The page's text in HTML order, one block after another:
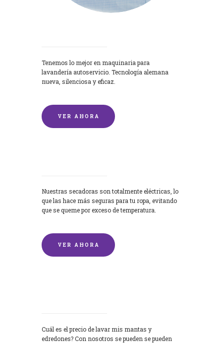
Tenemos lo mejor en maquinaria para
lavandería autoservicio. Tecnología alemana
nueva, silenciosa y eficaz.
VER AHORA
Nuestras secadoras son totalmente eléctricas, lo
que las hace más seguras para tu ropa, evitando
que se queme por exceso de temperatura.
VER AHORA
Cuál es el precio de lavar mis mantas y
edredones? Con nosotros se pueden se pueden